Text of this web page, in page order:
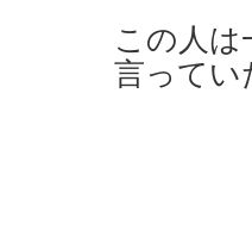
この人
言ってい